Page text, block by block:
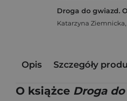
Katarzyna Ziemnicka,
Opis Szczegóły
O książce Droga